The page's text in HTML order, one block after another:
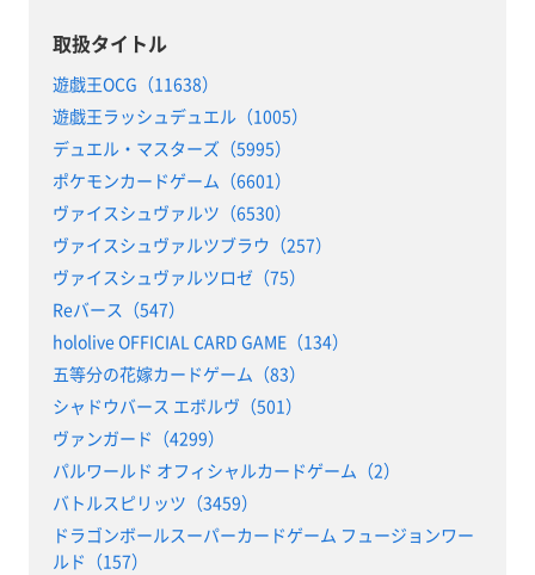
取扱タイトル
遊戯王OCG（11638）
遊戯王ラッシュデュエル（1005）
デュエル・マスターズ（5995）
ポケモンカードゲーム（6601）
ヴァイスシュヴァルツ（6530）
ヴァイスシュヴァルツブラウ（257）
ヴァイスシュヴァルツロゼ（75）
Reバース（547）
hololive OFFICIAL CARD GAME（134）
五等分の花嫁カードゲーム（83）
シャドウバース エボルヴ（501）
ヴァンガード（4299）
パルワールド オフィシャルカードゲーム（2）
バトルスピリッツ（3459）
ドラゴンボールスーパーカードゲーム フュージョンワー
ルド（157）